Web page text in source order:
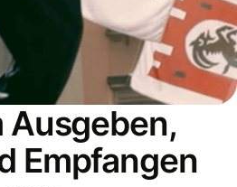
Ausgeben,
Empfangen